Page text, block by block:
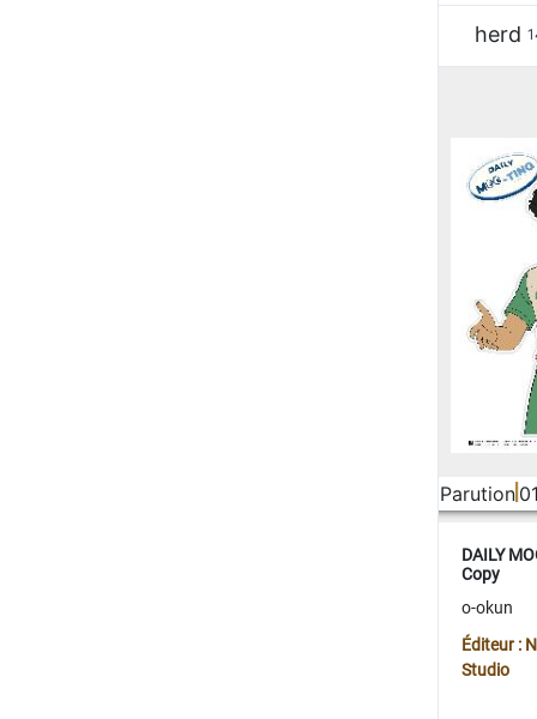
herd
Parution
DAILY
Copy
o-okun
Éditeur :
Studio